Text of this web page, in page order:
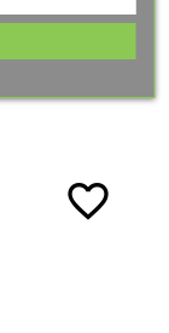
favorite_border